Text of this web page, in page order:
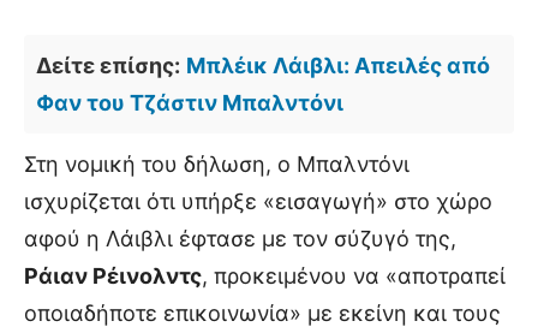
Δείτε επίσης: Μπλέικ Λάιβλι: Απειλές από
Φαν του Τζάστιν Μπαλντόνι
Στη νομική του δήλωση, ο Μπαλντόνι
ισχυρίζεται ότι υπήρξε «εισαγωγή» στο χώρο
αφού η Λάιβλι έφτασε με τον σύζυγό της,
Ράιαν Ρέινολντς, προκειμένου να «αποτραπεί
οποιαδήποτε επικοινωνία» με εκείνη και τους